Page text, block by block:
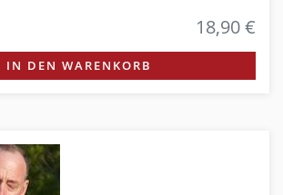
18,90 €
IN DEN WARENKORB